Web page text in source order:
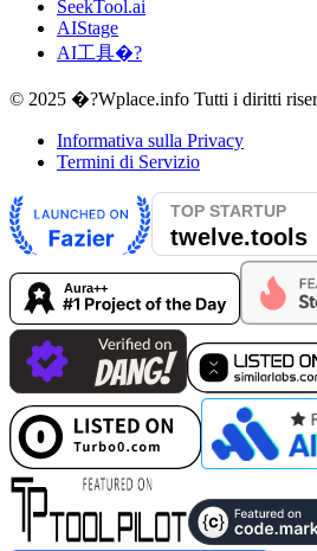
SeekTool.ai
AIStage
AI工具�?
© 2025 �?Wplace.info Tutti i diritti
Informativa sulla Privacy
Termini di Servizio